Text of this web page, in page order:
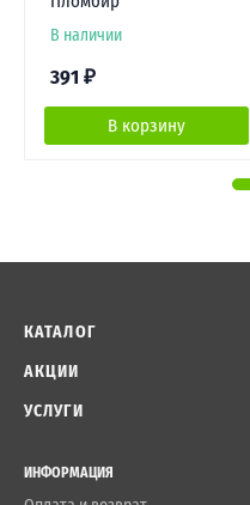
В наличии
391 ₽
В корзину
КАТАЛОГ
АКЦИИ
УСЛУГИ
ИНФОРМАЦИЯ